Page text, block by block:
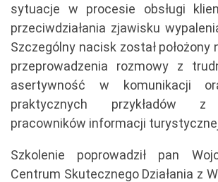
sytuacje w procesie obsługi
przeciwdziałania zjawisku
Szczególny nacisk został
przeprowadzenia rozmowy z
asertywność w komunikacji
praktycznych przykładów z
pracowników informacji
Szkolenie poprowadził pan
Centrum Skutecznego Działania z